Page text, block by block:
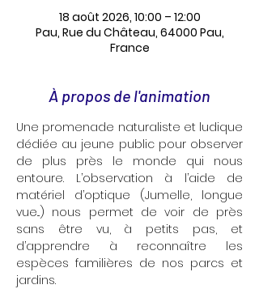
18 août 2026, 10:00 – 12:00
Pau, Rue du Château, 64000 Pau,
France
À propos de l'animation
Une promenade naturaliste et ludique
dédiée au jeune public pour observer
de plus près le monde qui nous
entoure. L’observation à l’aide de
matériel d’optique (Jumelle, longue
vue...) nous permet de voir de près
sans être vu, à petits pas, et
d’apprendre à reconnaître les
espèces familières de nos parcs et
jardins.